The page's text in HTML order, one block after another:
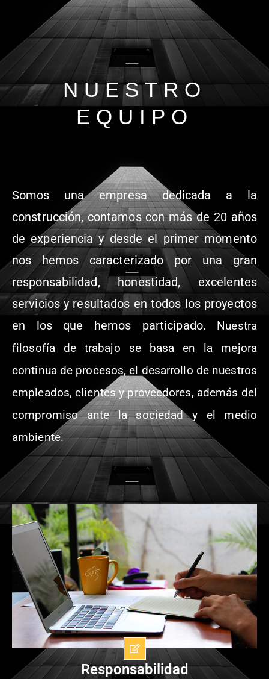
NUESTRO
EQUIPO
Somos una empresa dedicada a la
construcción, contamos con más de 20 años
de experiencia y desde el primer momento
nos hemos caracterizado por una gran
responsabilidad, honestidad, excelentes
servicios y resultados en todos los proyectos
en los que hemos participado. Nuestra
filosofía de trabajo se basa en la mejora
continua de procesos, el desarrollo de nuestros
empleados, clientes y proveedores, además del
compromiso ante la sociedad y el medio
ambiente.
Responsabilidad